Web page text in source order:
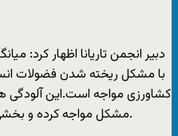
دبیر انجمن تاریانا اظهار کرد:
با مشکل ریخته شدن فضولات
کشاورزی مواجه است.این آلودگی
مشکل مواجه کرده و بخشی از این تالاب نیز خشک شده است.